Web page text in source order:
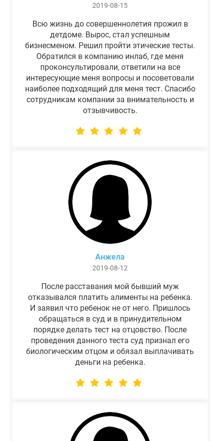
2019-08-15
Всю жизнь до совершеннолетия прожил в
детдоме. Вырос, стал успешным
бизнесменом. Решил пройти этические тесты.
Обратился в компанию инлаб, где меня
проконсультировали, ответили на все
интересующие меня вопросы и посоветовали
наиболее подходящий для меня тест. Спасибо
сотрудникам компании за внимательность и
отзывчивость.
Анжела
2019-08-12
После расставания мой бывший муж
отказывался платить алименты на ребенка.
И заявил что ребенок не от него. Пришлось
обращаться в суд и в принудительном
порядке делать тест на отцовство. После
проведения данного теста суд признал его
биологическим отцом и обязал выплачивать
деньги на ребенка.